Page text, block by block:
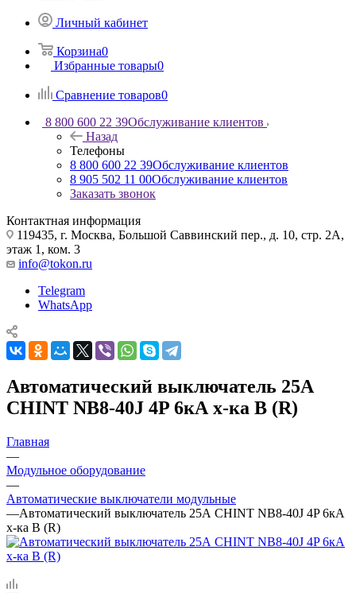
Личный кабинет
Корзина0
Избранные товары0
Сравнение товаров0
8 800 600 22 39Обслуживание клиентов
Назад
Телефоны
8 800 600 22 39Обслуживание клиентов
8 905 502 11 00Обслуживание клиентов
Заказать звонок
Контактная информация
119435, г. Москва, Большой Саввинский пер., д. 10, стр. 2А,
этаж 1, ком. 3
info@tokon.ru
Telegram
WhatsApp
Автоматический выключатель 25А
CHINT NB8-40J 4P 6кА х-ка B (R)
Главная
—
Модульное оборудование
—
Автоматические выключатели модульные
—Автоматический выключатель 25А CHINT NB8-40J 4P 6кА
х-ка B (R)